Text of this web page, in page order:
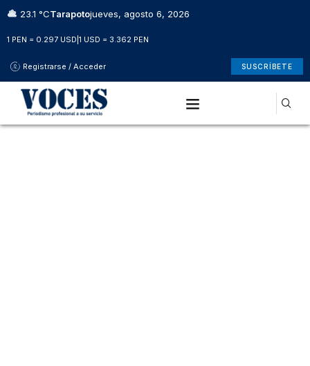
23.1 °CTarapotojueves, agosto 6, 2026
1 PEN = 0.297 USD 1 USD = 3.362 PEN
Registrarse / Acceder SUSCRÍBETE